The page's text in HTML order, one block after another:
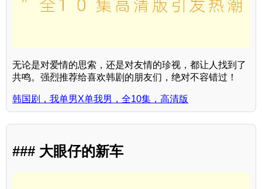
无论是对爱情的思索，还是对友情的珍视，都让人找到了
共鸣。强烈推荐给喜欢韩剧的朋友们，绝对不容错过！
韩国剧，我单男X单我男，全10集，高清版
### 大眼仔的新车